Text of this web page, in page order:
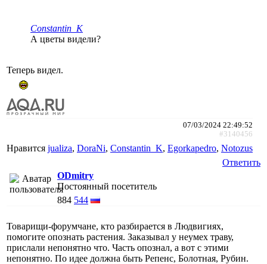
Constantin_K
А цветы видели?
Теперь видел.
07/03/2024 22:49:52
#3140456
Нравится jualiza, DoraNi, Constantin_K, Egorkapedro, Notozus
Ответить
ODmitry
Постоянный посетитель
884 544
Товарищи-форумчане, кто разбирается в Людвигиях,
помогите опознать растения. Заказывал у неумех траву,
прислали непонятно что. Часть опознал, а вот с этими
непонятно. По идее должна быть Репенс, Болотная, Рубин.